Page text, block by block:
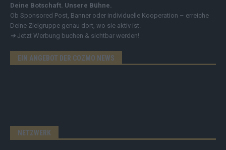
Deine Botschaft. Unsere Bühne.
Ob Sponsored Post, Banner oder individuelle Kooperation – erreiche
Deine Zielgruppe genau dort, wo sie aktiv ist.
➔ Jetzt Werbung buchen & sichtbar werden!
EIN ANGEBOT DER COZMO NEWS
NETZWERK